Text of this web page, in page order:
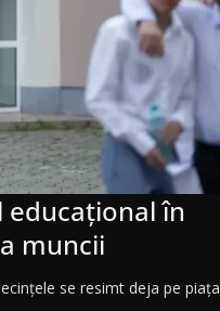
educaţional în
muncii
se resimt deja pe piaţa